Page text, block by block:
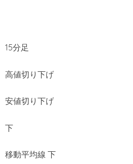
15分足
高値切り下げ
安値切り下げ
下
移動平均線 下